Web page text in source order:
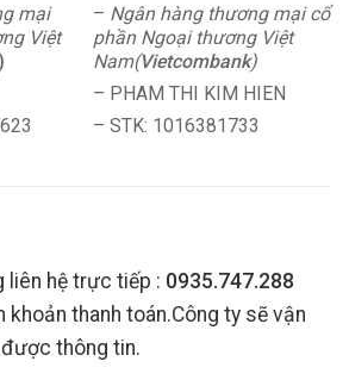
mại
Việt
– Ngân hàng thương mại cổ
phần Ngoại thương Việt
Nam(Vietcombank)
– PHAM THI KIM HIEN
– STK: 1016381733
liên hệ trực tiếp : 0935.747.288
khoản thanh toán.Công ty sẽ vận
thông tin.